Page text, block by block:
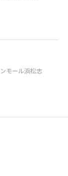
モール浜松志